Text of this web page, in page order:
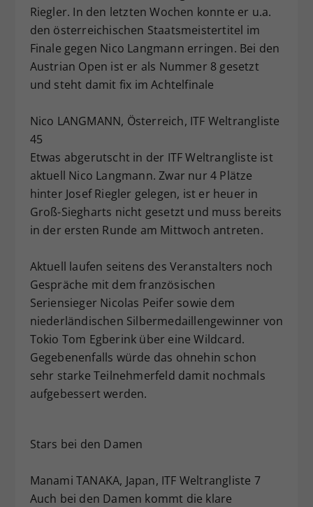
Riegler. In den letzten Wochen konnte er u.a.
den österreichischen Staatsmeistertitel im
Finale gegen Nico Langmann erringen. Bei den
Austrian Open ist er als Nummer 8 gesetzt
und steht damit fix im Achtelfinale
Nico LANGMANN, Österreich, ITF Weltrangliste
45
Etwas abgerutscht in der ITF Weltrangliste ist
aktuell Nico Langmann. Zwar nur 4 Plätze
hinter Josef Riegler gelegen, ist er heuer in
Groß-Siegharts nicht gesetzt und muss bereits
in der ersten Runde am Mittwoch antreten.
Aktuell laufen seitens des Veranstalters noch
Gespräche mit dem französischen
Seriensieger Nicolas Peifer sowie dem
niederländischen Silbermedaillengewinner von
Tokio Tom Egberink über eine Wildcard.
Gegebenenfalls würde das ohnehin schon
sehr starke Teilnehmerfeld damit nochmals
aufgebessert werden.
Stars bei den Damen
Manami TANAKA, Japan, ITF Weltrangliste 7
Auch bei den Damen kommt die klare